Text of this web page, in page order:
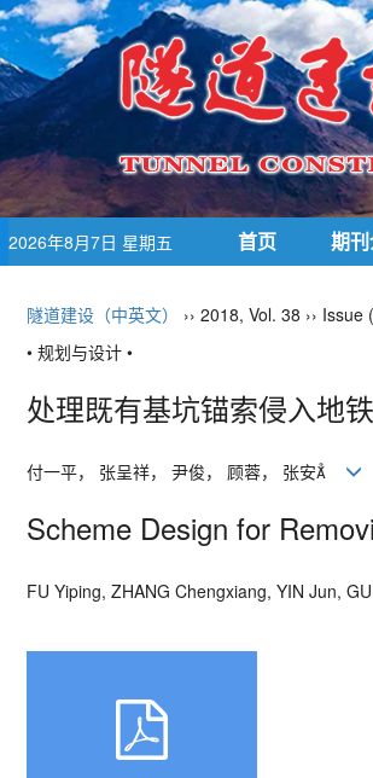
2026年8月7日 星期五 首页 期
隧道建设（中英文） ›› 2018, Vol. 38 ››
• 规划与设计 •
处理既有基坑锚索侵入地
付一平， 张呈祥， 尹俊， 顾蓉， 张安
Scheme Design for
FU Yiping, ZHANG Chengxiang, YIN Jun,